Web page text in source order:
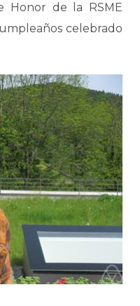
Honor de la RSME
celebrado